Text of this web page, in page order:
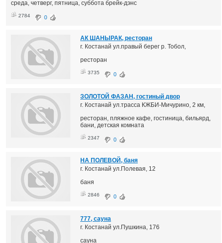
среда, четверг, пятница, суббота брейк-дэнс
2784 0
АК ШАНЫРАК, ресторан
г. Костанай ул.правый берег р. Тобол,
ресторан
3735 0
ЗОЛОТОЙ ФАЗАН, гостиный двор
г. Костанай ул.трасса КЖБИ-Мичурино, 2 км,
ресторан, пляжное кафе, гостиница, бильярд,
бани, детская комната
2347 0
НА ПОЛЕВОЙ, баня
г. Костанай ул.Полевая, 12
баня
2846 0
777, сауна
г. Костанай ул.Пушкина, 176
сауна